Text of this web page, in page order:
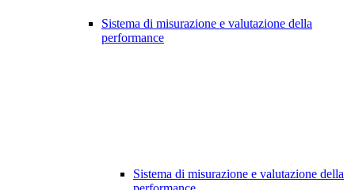
Sistema di misurazione e valutazione della
performance
Sistema di misurazione e valutazione della